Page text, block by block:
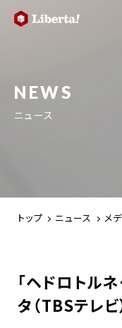
NEWS
ニュース
トップ ニュース メ
「ヘドロトル
タ（TBSテレビ